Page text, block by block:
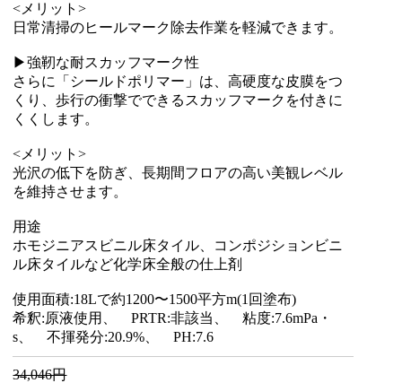
<メリット>
日常清掃のヒールマーク除去作業を軽減できます。
▶強靭な耐スカッフマーク性
さらに「シールドポリマー」は、高硬度な皮膜をつ
くり、歩行の衝撃でできるスカッフマークを付きに
くくします。
<メリット>
光沢の低下を防ぎ、長期間フロアの高い美観レベル
を維持させます。
用途
ホモジニアスビニル床タイル、コンポジションビニ
ル床タイルなど化学床全般の仕上剤
使用面積:18Lで約1200〜1500平方m(1回塗布)
希釈:原液使用、 PRTR:非該当、 粘度:7.6mPa・
s、 不揮発分:20.9%、 PH:7.6
34,046円